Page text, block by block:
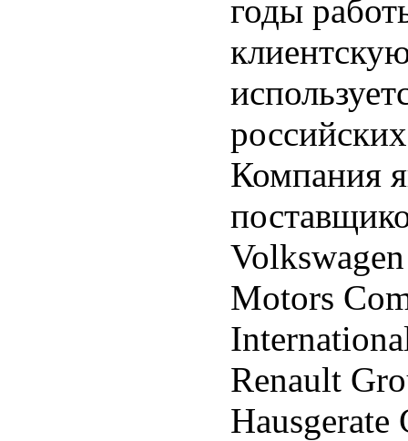
годы
Компания
Motors
Renault